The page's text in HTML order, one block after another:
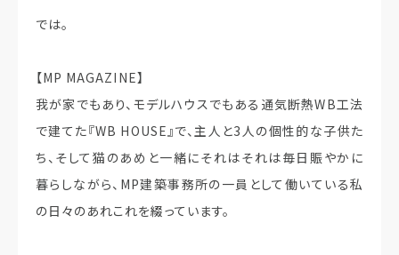
では。
【MP MAGAZINE】
我が家でもあり、モデルハウスでもある通気断熱WB工法
で建てた『WB HOUSE』で、主人と3人の個性的な子供た
ち、そして猫のあめと一緒にそれはそれは毎日賑やかに
暮らしながら、MP建築事務所の一員として働いている私
の日々のあれこれを綴っています。